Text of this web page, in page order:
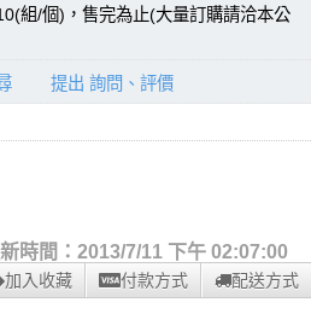
組/個)，售完為止(大量訂購請洽本公
提出 詢問、評價
時間：2013/7/11 下午 02:07:00
加入收藏 付款方式 配送方式